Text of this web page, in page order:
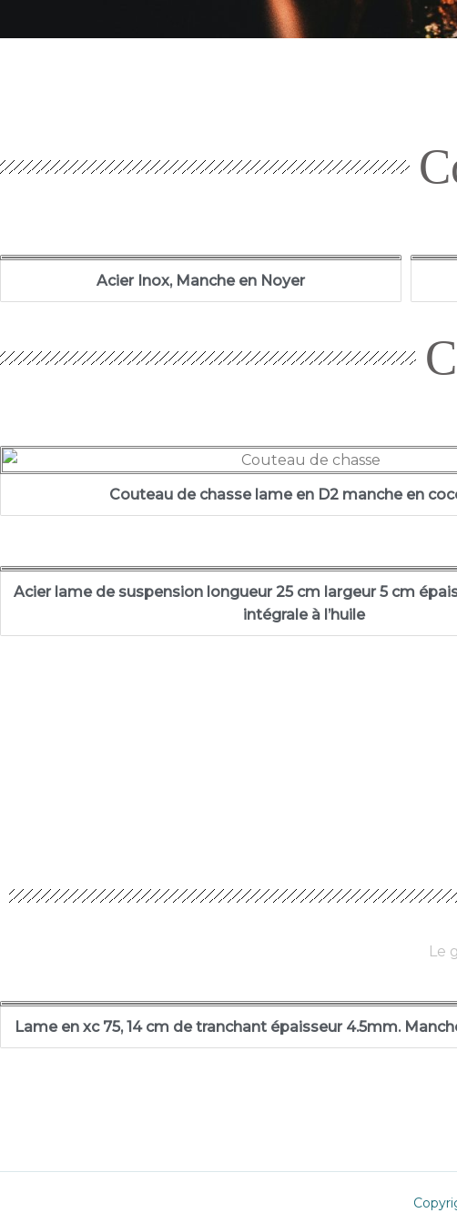
Acier Inox, Manche en Noyer
Couteau de chasse lame en D2 manche en
Acier lame de suspension longueur 25 cm largeur 5 cm
intégrale à l’huile
Le
Lame en xc 75, 14 cm de tranchant épaisseur 4.5mm.